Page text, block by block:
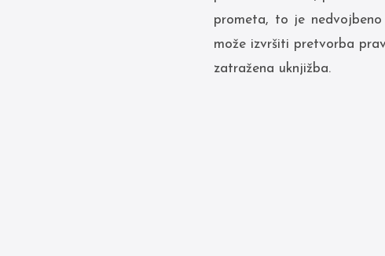
prometa, to je
može izvršiti pretvorba
zatražena uknjižba.